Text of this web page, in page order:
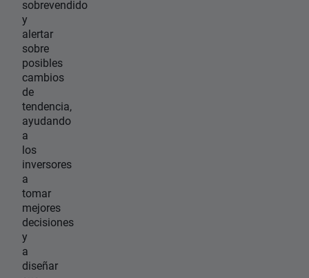
sobrevendido
y
alertar
sobre
posibles
cambios
de
tendencia,
ayudando
a
los
inversores
a
tomar
mejores
decisiones
y
a
diseñar